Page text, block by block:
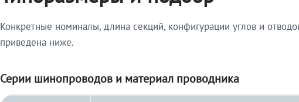
Конкретные номиналы, длина секций, конфигурации углов и
приведена ниже.
Серии шинопроводов и материал проводника